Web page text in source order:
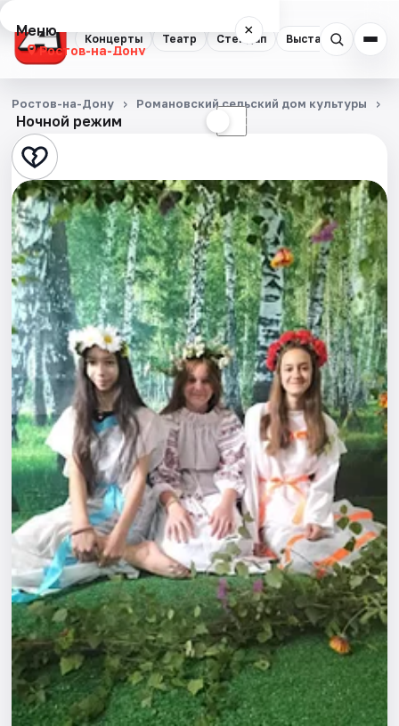
Концерты Театр Стендап Выставки
Меню ×
Ростов-на-Дону
Концерты
Театр
Стендап
Выставки
Квесты
Экскурсии
Спорт
События
Города
Площадки
Артисты
Рейтинги
Ночной режим ☾
Ростов-на-Дону Романовский сельский дом культуры